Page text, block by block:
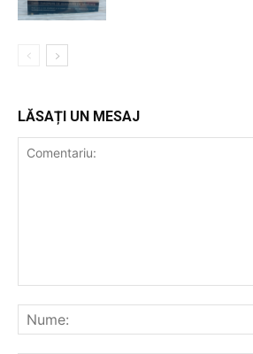
LĂSAȚI UN MESAJ